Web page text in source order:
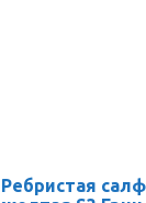
Ребристая